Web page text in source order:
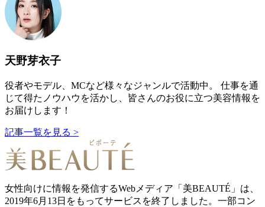
天野芽衣子
役者やモデル、MCなど様々なジャンルで活動中。 仕事を通
じて得たノウハウを活かし、皆さんのお役に立つ美容情報を
お届けします！
記事一覧を見る >
女性向けに情報を発信するWebメディア「美BEAUTÉ」は、
2019年6月13日をもってサービスを終了しました。一部コン